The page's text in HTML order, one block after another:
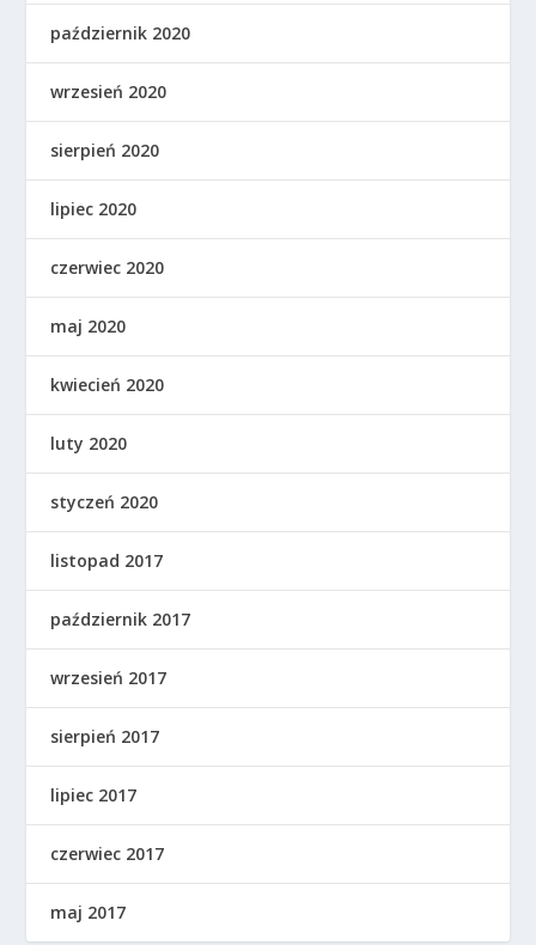
październik 2020
wrzesień 2020
sierpień 2020
lipiec 2020
czerwiec 2020
maj 2020
kwiecień 2020
luty 2020
styczeń 2020
listopad 2017
październik 2017
wrzesień 2017
sierpień 2017
lipiec 2017
czerwiec 2017
maj 2017